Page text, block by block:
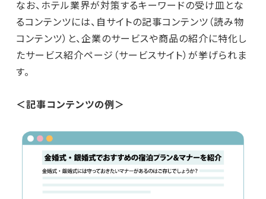
なお、ホテル業界が対策するキーワードの受け皿とな
るコンテンツには、自サイトの記事コンテンツ（読み物
コンテンツ）と、企業のサービスや商品の紹介に特化し
たサービス紹介ページ（サービスサイト）が挙げられま
す。
＜記事コンテンツの例＞